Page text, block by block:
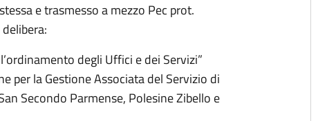
e trasmesso a mezzo Pec prot.
degli Uffici e dei Servizi”
per la Gestione Associata del Servizio di
Secondo Parmense, Polesine Zibello e